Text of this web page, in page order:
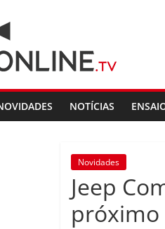
NOTÍCIAS
Novidades
Jeep
próximo